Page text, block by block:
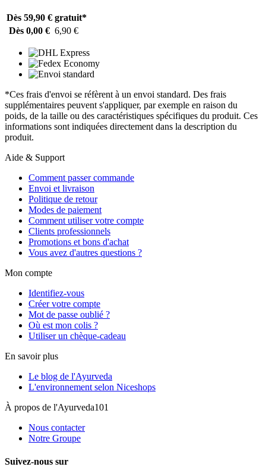
Dès 59,90 € gratuit*
Dès 0,00 € 6,90 €
*Ces frais d'envoi se réfèrent à un envoi standard. Des frais
supplémentaires peuvent s'appliquer, par exemple en raison du
poids, de la taille ou des caractéristiques spécifiques du produit. Ces
informations sont indiquées directement dans la description du
produit.
Aide & Support
Comment passer commande
Envoi et livraison
Politique de retour
Modes de paiement
Comment utiliser votre compte
Clients professionnels
Promotions et bons d'achat
Vous avez d'autres questions ?
Mon compte
Identifiez-vous
Créer votre compte
Mot de passe oublié ?
Où est mon colis ?
Utiliser un chèque-cadeau
En savoir plus
Le blog de l'Ayurveda
L'environnement selon Niceshops
À propos de l'Ayurveda101
Nous contacter
Notre Groupe
Suivez-nous sur